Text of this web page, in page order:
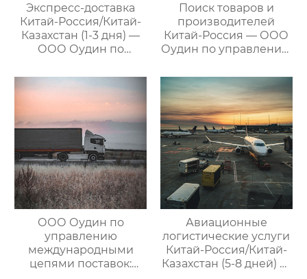
Экспресс-доставка
Китай-Россия/Китай-
Казахстан (1-3 дня) —
ООО Оудин по
международными
цепями поставок
Поиск товаров и
производителей
Китай-Россия — ООО
Оудин по управлению
цепями поставок
ООО Оудин по
управлению
международными
цепями поставок:
Авиационные
логистические услуги
Китай-Россия/Китай-
Казахстан (5-8 дней) —